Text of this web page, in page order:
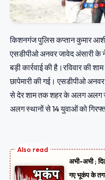
किशनगंज पुलिस कप्तान कुमार
एसडीपीओ अनवर जावेद अंसारी के
बड़ी कार्रवाई की है।रविवार की
छापेमारी की गई। एसडीपीओ
से देर शाम तक शहर के अलग अलग
अलग स्थानों से 14 युवाओं को
अभी-अभी ;
गए भूकंप के